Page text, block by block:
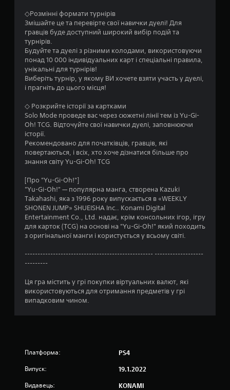
а
о
н
в
5
9
о
◇Розмінні формати турнірів
Змішайте це та перевірте свої навички дуелі! Для
гравців буде доступний широкий вибір подій та
турнірів.
Будуйте та дуелі з різними колодами, використовуючи
понад 10 000 індивідуальних карт і спеціальні правила,
унікальні для турнірів!
Виберіть турнір, у якому ВИ хочете взяти участь у дуелі,
і прагніть до цього місця!
◇ Розкрийте історії за картками
Solo Mode проведе вас через сюжетні лінії тем із Yu-Gi-
Oh! TCG. Відточуйте свої навички дуелі, заповнюючи
історії.
Рекомендовано для початківців, гравців, які
повертаються, і всіх, хто хоче дізнатися більше про
знання світу Yu-Gi-Oh! TCG
[Про "Yu-Gi-Oh!"]
"Yu-Gi-Oh!" — популярна манга, створена Kazuki
Takahashi, яка з 1996 року випускається в «WEEKLY
SHONEN JUMP» SHUEISHA Inc.. Konami Digital
Entertainment Co., Ltd. надає, крім консольних ігор, ігру
для карток (TCG) на основі на "Yu-Gi-Oh!" який походить
з оригінальної манги і користується у всьому світі.
-------------------------------------------------- -------------------
---------
Ця гра містить у грі покупки віртуальних валют, які
використовуються для отримання предметів у грі
випадковим чином.
Платформа: PS4
Випуск: 19.1.2022
Видавець: KONAMI